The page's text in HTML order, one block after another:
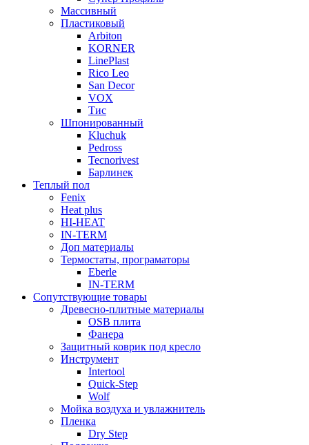
Массивный
Пластиковый
Arbiton
KORNER
LinePlast
Rico Leo
San Decor
VOX
Тис
Шпонированный
Kluchuk
Pedross
Tecnorivest
Барлинек
Теплый пол
Fenix
Heat plus
HI-HEAT
IN-TERM
Доп материалы
Термостаты, програматоры
Eberle
IN-TERM
Сопутствующие товары
Древесно-плитные материалы
OSB плита
Фанера
Защитный коврик под кресло
Инструмент
Intertool
Quick-Step
Wolf
Мойка воздуха и увлажнитель
Пленка
Dry Step